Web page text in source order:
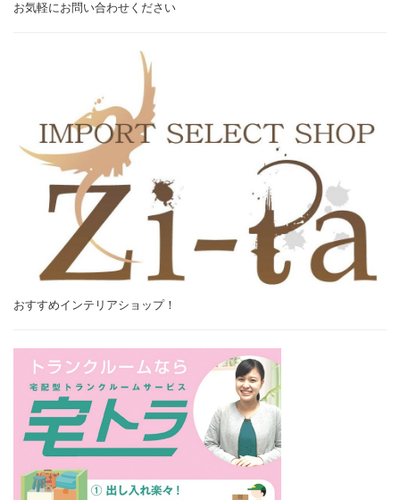
お気軽にお問い合わせください
おすすめインテリアショップ！